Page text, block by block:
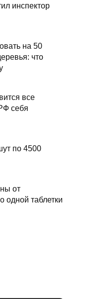
инспектор
на 50
что
все
себя
по 4500
от
одной таблетки
снятии
чего ждать
к